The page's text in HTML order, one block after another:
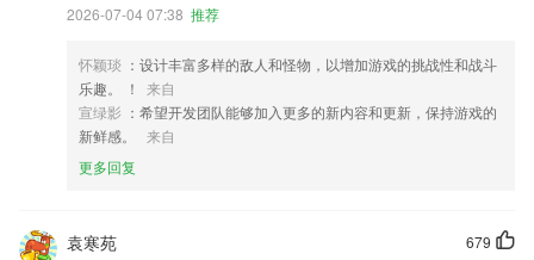
2026-07-04 07:38 推荐
怀颖琰 ：设计丰富多样的敌人和怪物，以增加游戏的挑战性和战斗
乐趣。 ！
来自
宣绿影 ：希望开发团队能够加入更多的新内容和更新，保持游戏的
新鲜感。
来自
更多回复
679
袁寒苑